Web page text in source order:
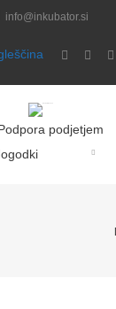
info@inkubator.si
podjetjem